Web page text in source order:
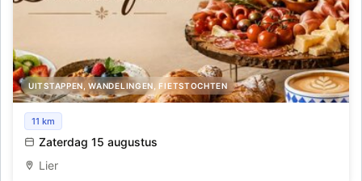
UITSTAPPEN, WANDELINGEN, FIETSTOCHTEN
Dolce Vita Breakfast
11 km
Zaterdag 15 augustus
Lier